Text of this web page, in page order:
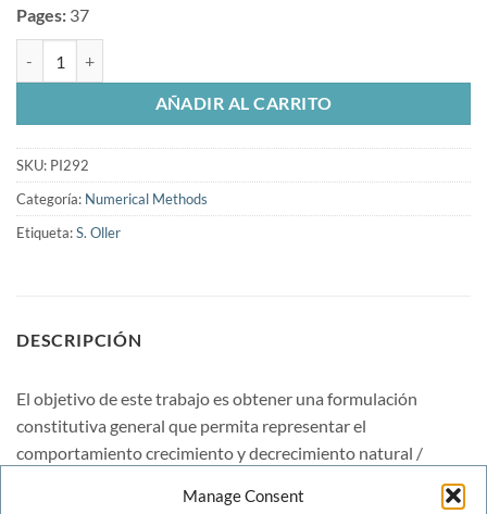
Manage Consent
Pages: 37
AÑADIR AL CARRITO
SKU: PI292
Categoría: Numerical Methods
Etiqueta:S. Oller
DESCRIPCIÓN
El objetivo de este trabajo es obtener una formulación
constitutiva general que permita representar el
comportamiento crecimiento y decrecimiento natural /
patológico, remodelación de absorción y de regeneración- de
los tejidos biológicos blandos. Entiéndase por tejidos